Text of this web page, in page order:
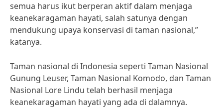
semua harus ikut berperan aktif dalam menjaga
keanekaragaman hayati, salah satunya dengan
mendukung upaya konservasi di taman nasional,”
katanya.
Taman nasional di Indonesia seperti Taman Nasional
Gunung Leuser, Taman Nasional Komodo, dan Taman
Nasional Lore Lindu telah berhasil menjaga
keanekaragaman hayati yang ada di dalamnya.